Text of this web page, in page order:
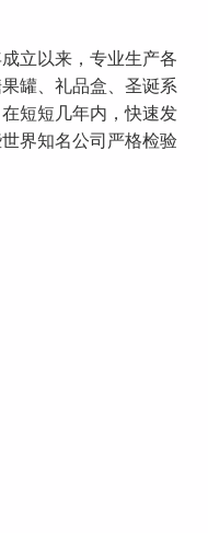
立以来，专业生产各
罐、礼品盒、圣诞系
短短几年内，快速发
界知名公司严格检验